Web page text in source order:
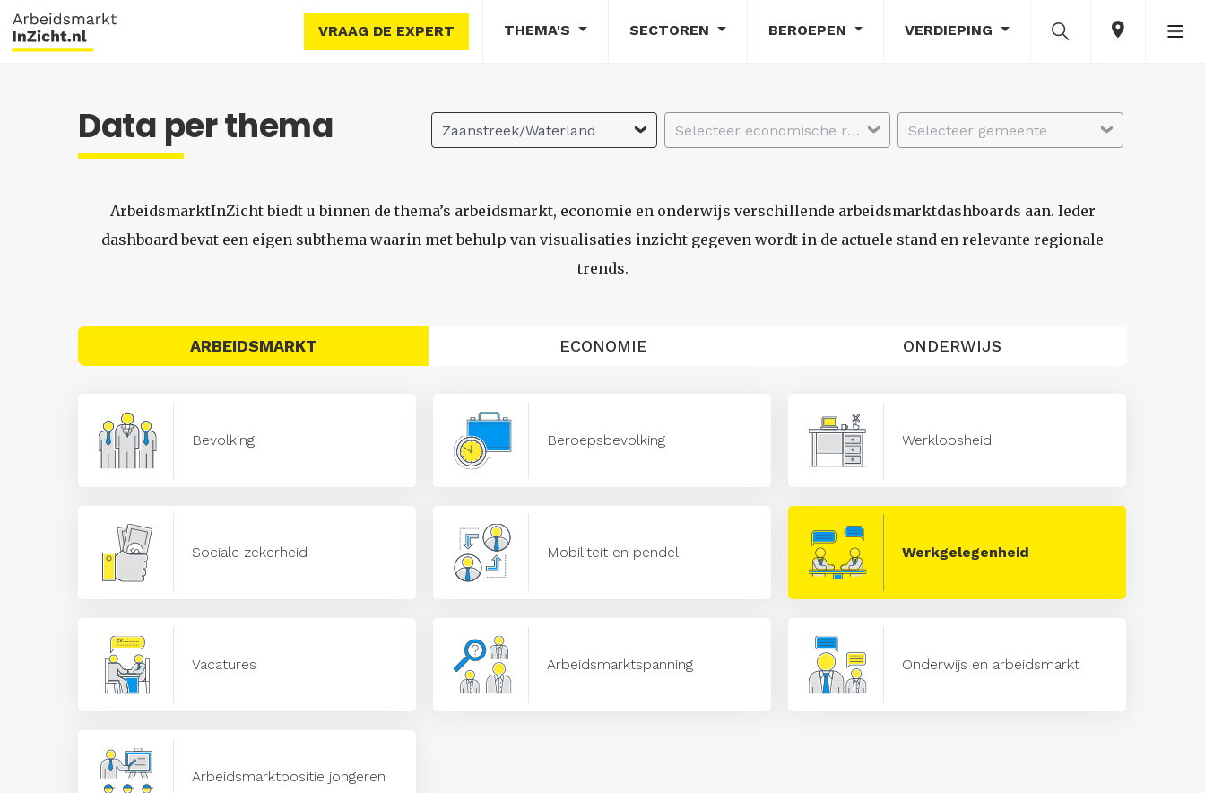
VRAAG DE EXPERT THEMA'S SECTOREN BEROEPEN VERDIEPING
Data per thema Zaanstreek/Waterland Selecteer economische regio Selecteer gemeente
ArbeidsmarktInZicht biedt u binnen de thema’s arbeidsmarkt, economie en onderwijs verschillende arbeidsmarktdashboards aan. Ieder
dashboard bevat een eigen subthema waarin met behulp van visualisaties inzicht gegeven wordt in de actuele stand en relevante regionale
trends.
ARBEIDSMARKT ECONOMIE ONDERWIJS
Bevolking Beroepsbevolking Werkloosheid
Sociale zekerheid Mobiliteit en pendel Werkgelegenheid
Vacatures Arbeidsmarktspanning Onderwijs en arbeidsmarkt
Arbeidsmarktpositie jongeren